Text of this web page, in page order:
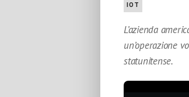
IOT
L’azienda
un’operazione
statunitense.